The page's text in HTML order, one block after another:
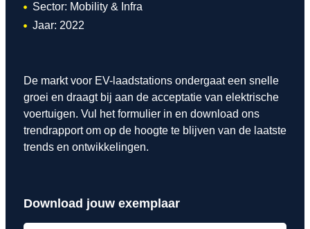
De markt voor EV-laadstations ondergaat een snelle
groei en draagt bij aan de acceptatie van elektrische
voertuigen. Vul het formulier in en download ons
trendrapport om op de hoogte te blijven van de laatste
trends en ontwikkelingen.
Sector: Mobility & Infra
Jaar: 2022
Download jouw exemplaar